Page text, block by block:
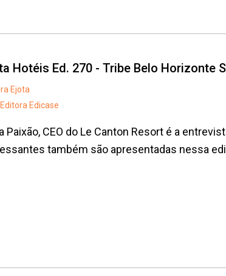
Hotéis Ed. 270 - Tribe Belo Horizonte
Ejota
Editora Edicase
Paixão, CEO do Le Canton Resort é a
também são apresentadas nessa